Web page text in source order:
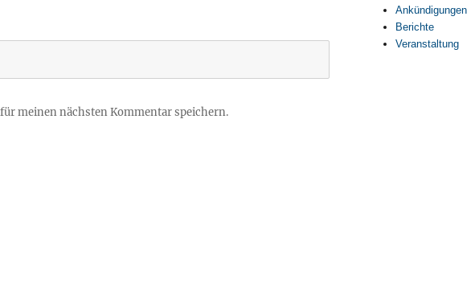
meinen nächsten Kommentar speichern.
Ankündigungen
Berichte
Veranstaltung